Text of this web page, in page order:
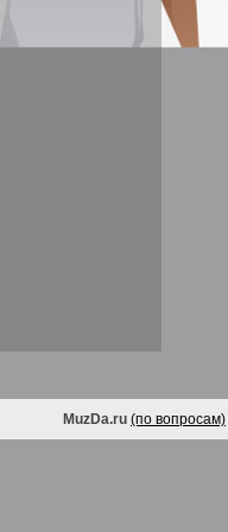
MuzDa.ru (по вопросам)